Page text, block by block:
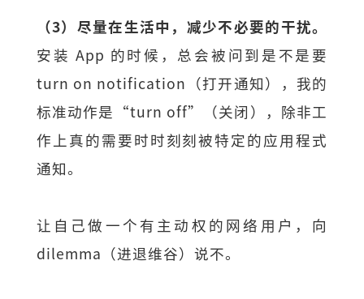
（3）尽量在生活中，减少不必要的干扰。
安装 App 的时候，总会被问到是不是要
turn on notification（打开通知），我的
标准动作是“turn off”（关闭），除非工
作上真的需要时时刻刻被特定的应用程式
通知。
让自己做一个有主动权的网络用户，向
dilemma（进退维谷）说不。